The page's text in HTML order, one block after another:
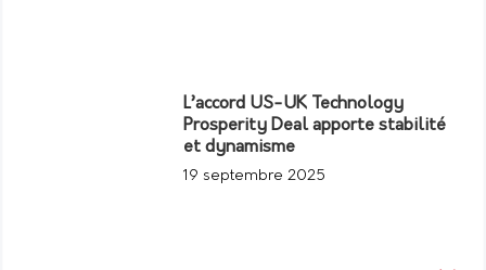
L’accord US-UK Technology
Prosperity Deal apporte stabilité
et dynamisme
19 septembre 2025